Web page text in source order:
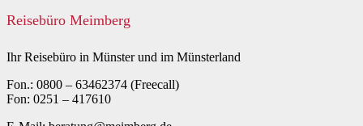
Reisebüro Meimberg
Ihr Reisebüro in Münster und im Münsterland
Fon.: 0800 – 63462374 (Freecall)
Fon: 0251 – 417610